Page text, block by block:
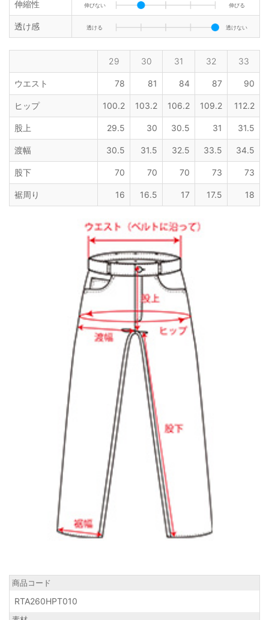
伸縮性 伸びない 伸びる
透け感 透ける 透けない
29 30 31 32 33
ウエスト 78 81 84 87 90
ヒップ 100.2 103.2 106.2 109.2 112.2
股上 29.5 30 30.5 31 31.5
渡幅 30.5 31.5 32.5 33.5 34.5
股下 70 70 70 73 73
裾周り 16 16.5 17 17.5 18
商品コード
RTA260HPT010